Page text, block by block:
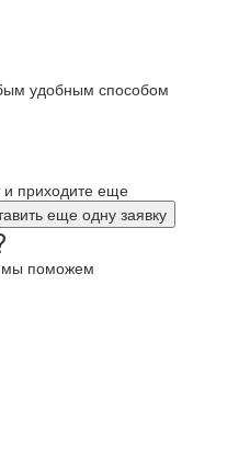
удобным способом
и приходите еще
еще одну заявку
мы поможем